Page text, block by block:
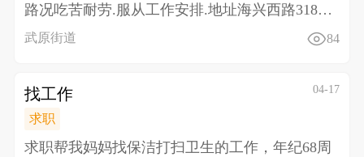
路况吃苦耐劳.服从工作安排.地址海兴西路318号
龙通物流
武原街道 84
找工作 04-17
求职
求职帮我妈妈找保洁打扫卫生的工作，年纪68周